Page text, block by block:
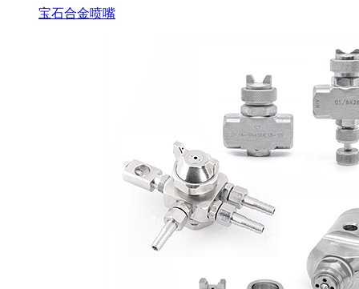
宝石合金喷嘴